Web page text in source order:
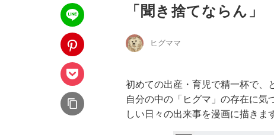
「聞き捨てならん」
ヒグママ
初めての出産・育児で精一杯で
自分の中の「ヒグマ」の存在に気
しい日々の出来事を漫画に描きま